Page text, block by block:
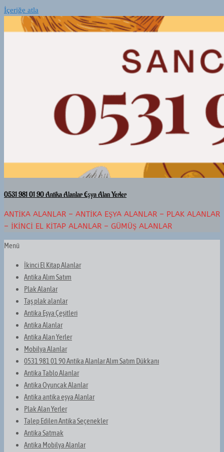
İçeriğe atla
0531 981 01 90 Antika Alanlar Eşya Alan Yerler
ANTIKA ALANLAR – ANTIKA EŞYA ALANLAR – PLAK ALANLAR
– İKINCI EL KITAP ALANLAR – GÜMÜŞ ALANLAR
Menü
İkinci El Kitap Alanlar
Antika Alım Satım
Plak Alanlar
Taş plak alanlar
Antika Eşya Çeşitleri
Antika Alanlar
Antika Alan Yerler
Mobilya Alanlar
0531 981 01 90 Antika Alanlar Alım Satım Dükkanı
Antika Tablo Alanlar
Antika Oyuncak Alanlar
Antika antika eşya Alanlar
Plak Alan Yerler
Talep Edilen Antika Seçenekler
Antika Satmak
Antika Mobilya Alanlar